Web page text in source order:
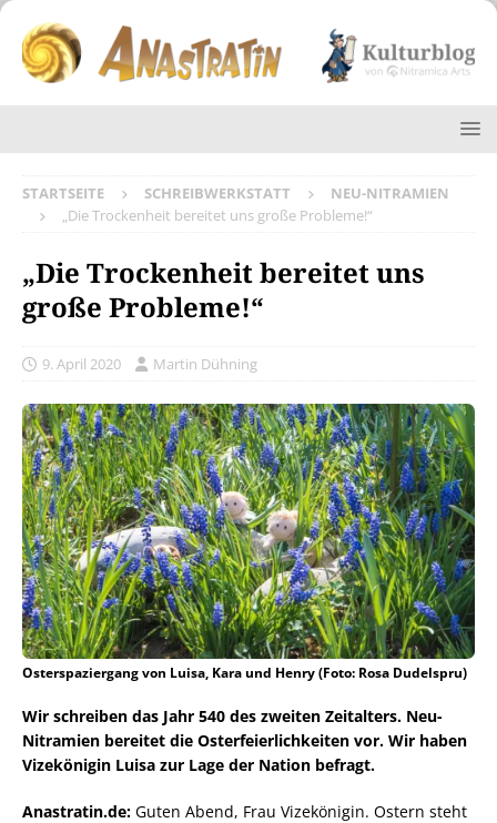
STARTSEITE SCHREIBWERKSTATT
NEU-NITRAMIEN
„Die Trockenheit bereitet uns große Probleme!“
„Die Trockenheit bereitet uns
große Probleme!“
9. April 2020 Martin Dühning
Osterspaziergang von Luisa, Kara und Henry (Foto: Rosa Dudelspru)
Wir schreiben das Jahr 540 des zweiten Zeitalters. Neu-
Nitramien bereitet die Osterfeierlichkeiten vor. Wir haben
Vizekönigin Luisa zur Lage der Nation befragt.
Anastratin.de: Guten Abend, Frau Vizekönigin. Ostern steht